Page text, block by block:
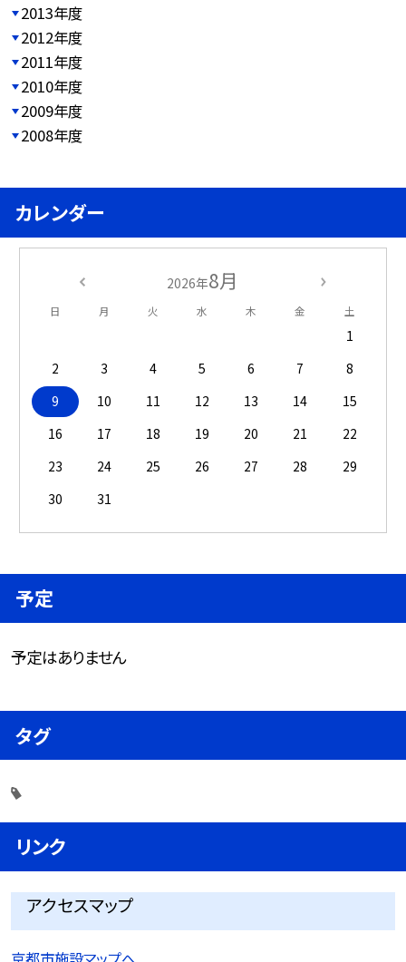
2013年度
2012年度
2011年度
2010年度
2009年度
2008年度
カレンダー
2026年8月
日 月 火 水 木 金 土
1
2
3 4 5 6 7
8
9
10 11 12 13 14
15
16
17 18 19 20 21
22
23
24 25 26 27 28
29
30
31
予定
予定はありません
タグ
リンク
アクセスマップ